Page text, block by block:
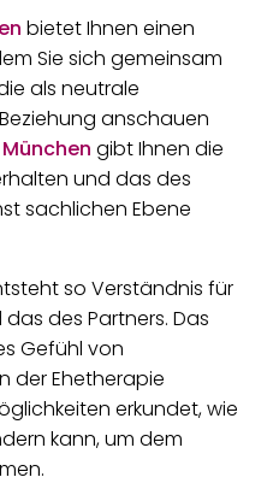
bietet Ihnen einen
Sie sich gemeinsam
als neutrale
anschauen
gibt Ihnen die
und das des
sachlichen Ebene
so Verständnis für
des Partners. Das
Gefühl von
der Ehetherapie
erkundet, wie
kann, um dem